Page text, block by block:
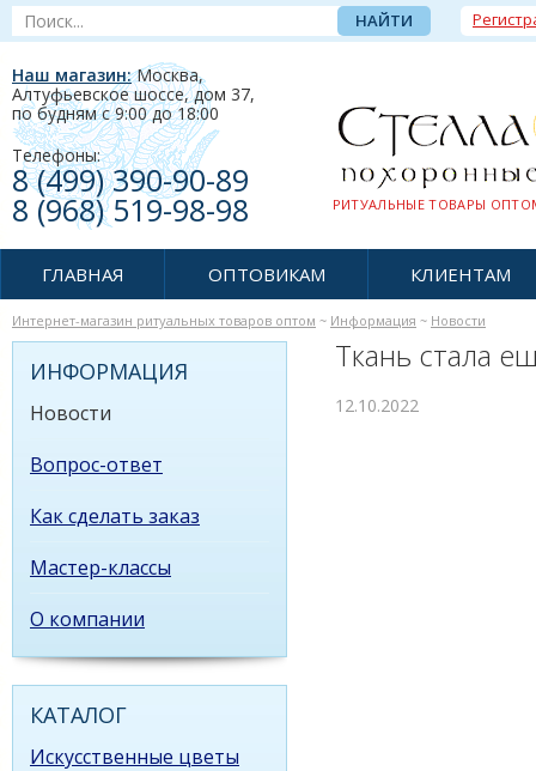
РИТУАЛЬНЫЕ ТОВАРЫ
Наш магазин:Москва,
Алтуфьевское шоссе, дом 37,
по будням c 9:00 до 18:00
Телефоны:
8 (499) 390-90-89
8 (968) 519-98-98
ГЛАВНАЯ ОПТОВИКАМ КЛИЕНТАМ
Интернет-магазин ритуальных товаров оптом ~ Информация ~ Новости
ИНФОРМАЦИЯ
Новости
Вопрос-ответ
Как сделать заказ
Мастер-классы
О компании
КАТАЛОГ
Искусственные цветы
Ткань стала
12.10.2022